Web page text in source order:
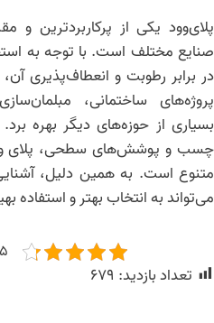
پلای‌وود یکی از پرکاربردترین و
صنایع مختلف است. با توجه به
در برابر رطوبت و انعطاف‌پذیری
پروژه‌های ساختمانی،
بسیاری از حوزه‌های دیگر بهره
چسب و پوشش‌های سطحی، پلای‌ وود
متنوع است. به همین دلیل،
می‌تواند به انتخاب بهتر و
تعداد بازدید: 679